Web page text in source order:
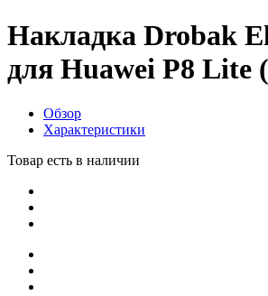
Накладка Drobak
для Huawei P8 Lite
Обзор
Характеристики
Товар есть в наличии